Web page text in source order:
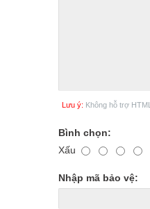
Lưu ý: Không hỗ trợ
Bình chọn:
Xấu
Nhập mã bảo vệ: